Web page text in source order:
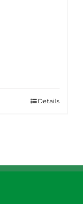
Details